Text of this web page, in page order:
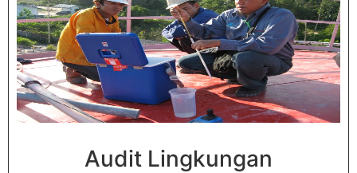
Audit Lingkungan